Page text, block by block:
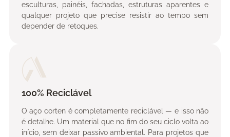
esculturas, painéis, fachadas, estruturas aparentes e
qualquer projeto que precise resistir ao tempo sem
depender de retoques.
100% Reciclável
O aço corten é completamente reciclável — e isso não
é detalhe. Um material que no fim do seu ciclo volta ao
início, sem deixar passivo ambiental. Para projetos que